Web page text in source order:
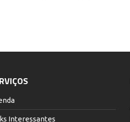
Interessantes